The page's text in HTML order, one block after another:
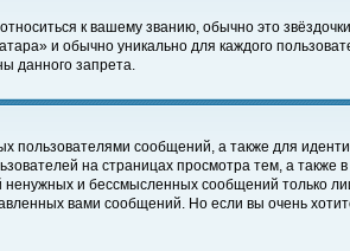
к вашему званию, обычно это
и обычно уникально для каждого
данного запрета.
пользователями сообщений, а также для
на страницах просмотра тем, а
и бессмысленных сообщений только
вами сообщений. Но если вы очень